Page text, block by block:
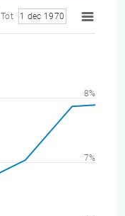
Tot 1 dec 1970
7%
8%